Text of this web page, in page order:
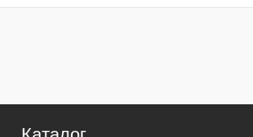
Купить в 1 клик К сравнению